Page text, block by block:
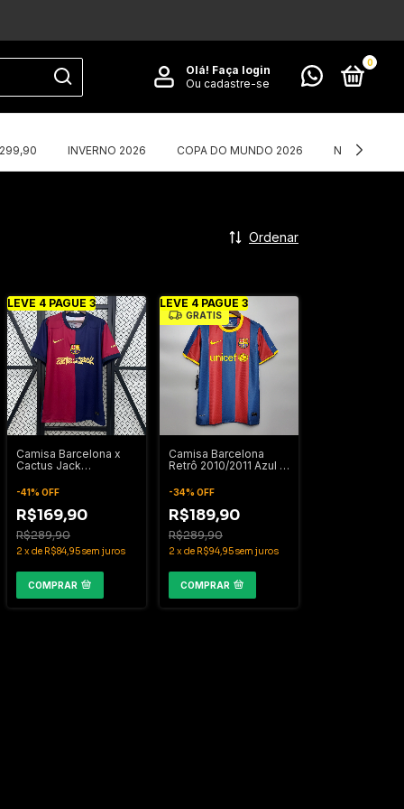
Olá! Faça login
Ou cadastre-se
0
INVERNO 2026 COPA DO MUNDO 2026 NIKE X
Ordenar
LEVE 4 PAGUE 3
Camisa Barcelona x
Cactus Jack
-41% OFF
R$169,90
R$289,90
2 xde R$84,95sem juros
COMPRAR
LEVE 4 PAGUE 3
GRÁTIS
Camisa Barcelona
Retrô 2010/2011 Azul e
-34% OFF
R$189,90
R$289,90
2 xde R$94,95sem juros
COMPRAR